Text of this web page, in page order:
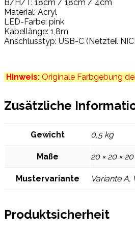
B/H/T: 18cm / 18cm / 4cm
Material: Acryl
LED-Farbe: pink
Kabellänge: 1,8m
Anschlusstyp: USB-C (Netzteil
Hinweis: Originale Farbgebung
Zusätzliche
Gewicht 0,5 kg
Maße 20 × 20 ×
Mustervariante Variante A,
Produktsicherheit